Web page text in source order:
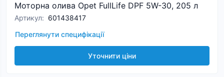
Моторна олива Opet FullLife DPF 5W-30, 205 л
Артикул: 601438417
Переглянути специфікації
Уточнити ціни